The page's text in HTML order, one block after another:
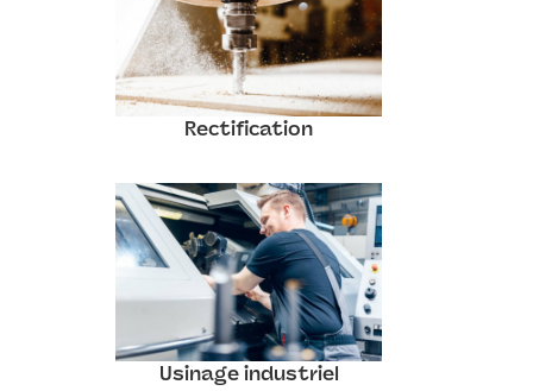
Rectification
Usinage industriel